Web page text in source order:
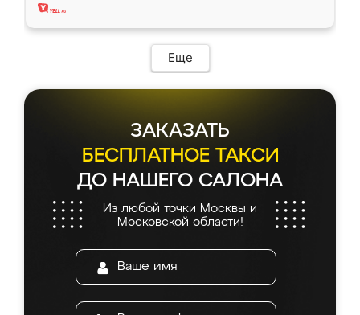
Еще
ЗАКАЗАТЬ
БЕСПЛАТНОЕ ТАКСИ
ДО НАШЕГО САЛОНА
Из любой точки Москвы и
Московской области!